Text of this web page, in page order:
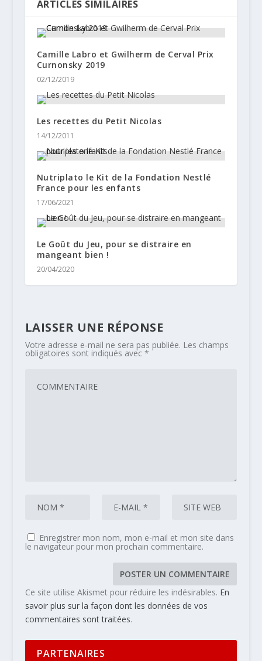
ARTICLES SIMILAIRES
Camille Labro et Gwilherm de Cerval Prix
Curnonsky 2019
02/12/2019
Les recettes du Petit Nicolas
14/12/2011
Nutriplato le Kit de la Fondation Nestlé
France pour les enfants
17/06/2021
Le Goût du Jeu, pour se distraire en
mangeant bien !
20/04/2020
LAISSER UNE RÉPONSE
Votre adresse e-mail ne sera pas publiée. Les champs
obligatoires sont indiqués avec *
Enregistrer mon nom, mon e-mail et mon site dans
le navigateur pour mon prochain commentaire.
Ce site utilise Akismet pour réduire les indésirables. En
savoir plus sur la façon dont les données de vos
commentaires sont traitées.
PARTENAIRES